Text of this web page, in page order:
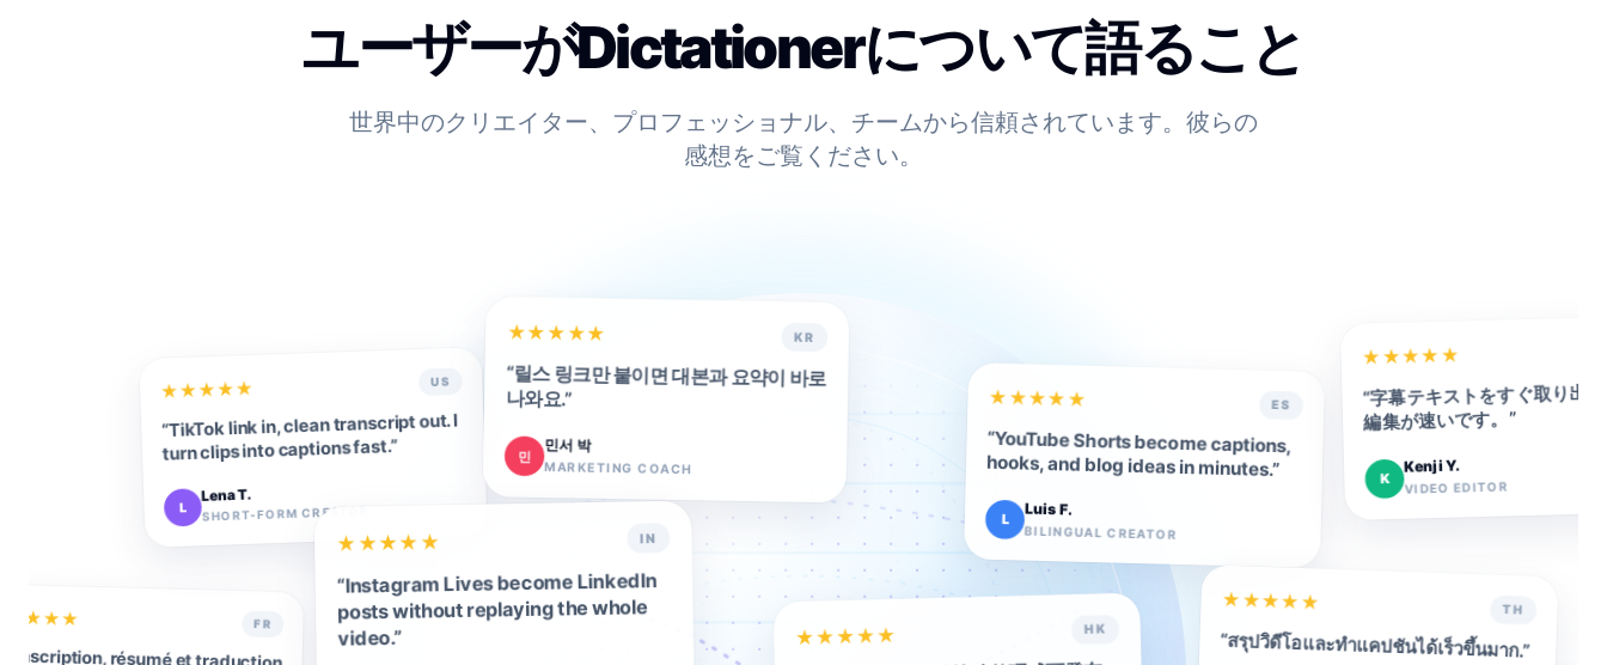
ユーザーがDictationerについて語ること
世界中のクリエイター、プロフェッショナル、チームから信頼されています。彼らの
感想をご覧ください。
★★★★★ US
“TikTok link in, clean transcript out. I
turn clips into captions fast.”
L
Lena T.
SHORT-FORM CREATOR
★★★★★ KR
“릴스 링크만 붙이면 대본과 요약이 바로
나와요.”
민
민서 박
MARKETING COACH
★ ★★★ ★ ES
“YouTube Shorts become captions,
hooks, and blog ideas in minutes.”
L
Luis F.
BILINGUAL CREATOR
★ ★★★ ★
“字幕テキストをすぐ取り出
編集が速いです。 ”
K
Kenji Y.
VIDEO EDITOR
★ ★★★ ★ IN
“Instagram Lives become LinkedIn
posts without replaying the whole
video.”
★★★ FR
résumé et traduction
★★★★★ HK
★ ★★★ ★ TH
“สรุปวิดีโอและทำแคปชันได้เร็วขึ้นมาก.”